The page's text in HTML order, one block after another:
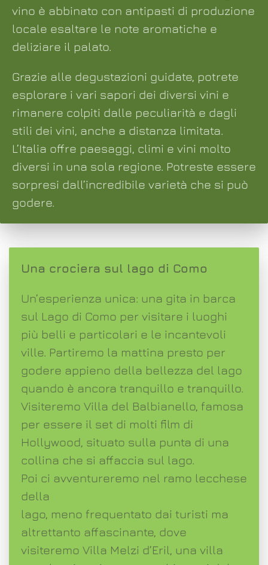
vino è abbinato con antipasti di produzione
locale esaltare le note aromatiche e
deliziare il palato.
Grazie alle degustazioni guidate, potrete
esplorare i vari sapori dei diversi vini e
rimanere colpiti dalle peculiarità e dagli
stili dei vini, anche a distanza limitata.
L’Italia offre paesaggi, climi e vini molto
diversi in una sola regione. Potreste essere
sorpresi dall’incredibile varietà che si può
godere.
Una crociera sul lago di Como
Un’esperienza unica: una gita in barca
sul Lago di Como per visitare i luoghi
più belli e particolari e le incantevoli
ville. Partiremo la mattina presto per
godere appieno della bellezza del lago
quando è ancora tranquillo e tranquillo.
Visiteremo Villa del Balbianello, famosa
per essere il set di molti film di
Hollywood, situato sulla punta di una
collina che si affaccia sul lago.
Poi ci avventureremo nel ramo lecchese
della
lago, meno frequentato dai turisti ma
altrettanto affascinante, dove
visiteremo Villa Melzi d’Eril, una villa